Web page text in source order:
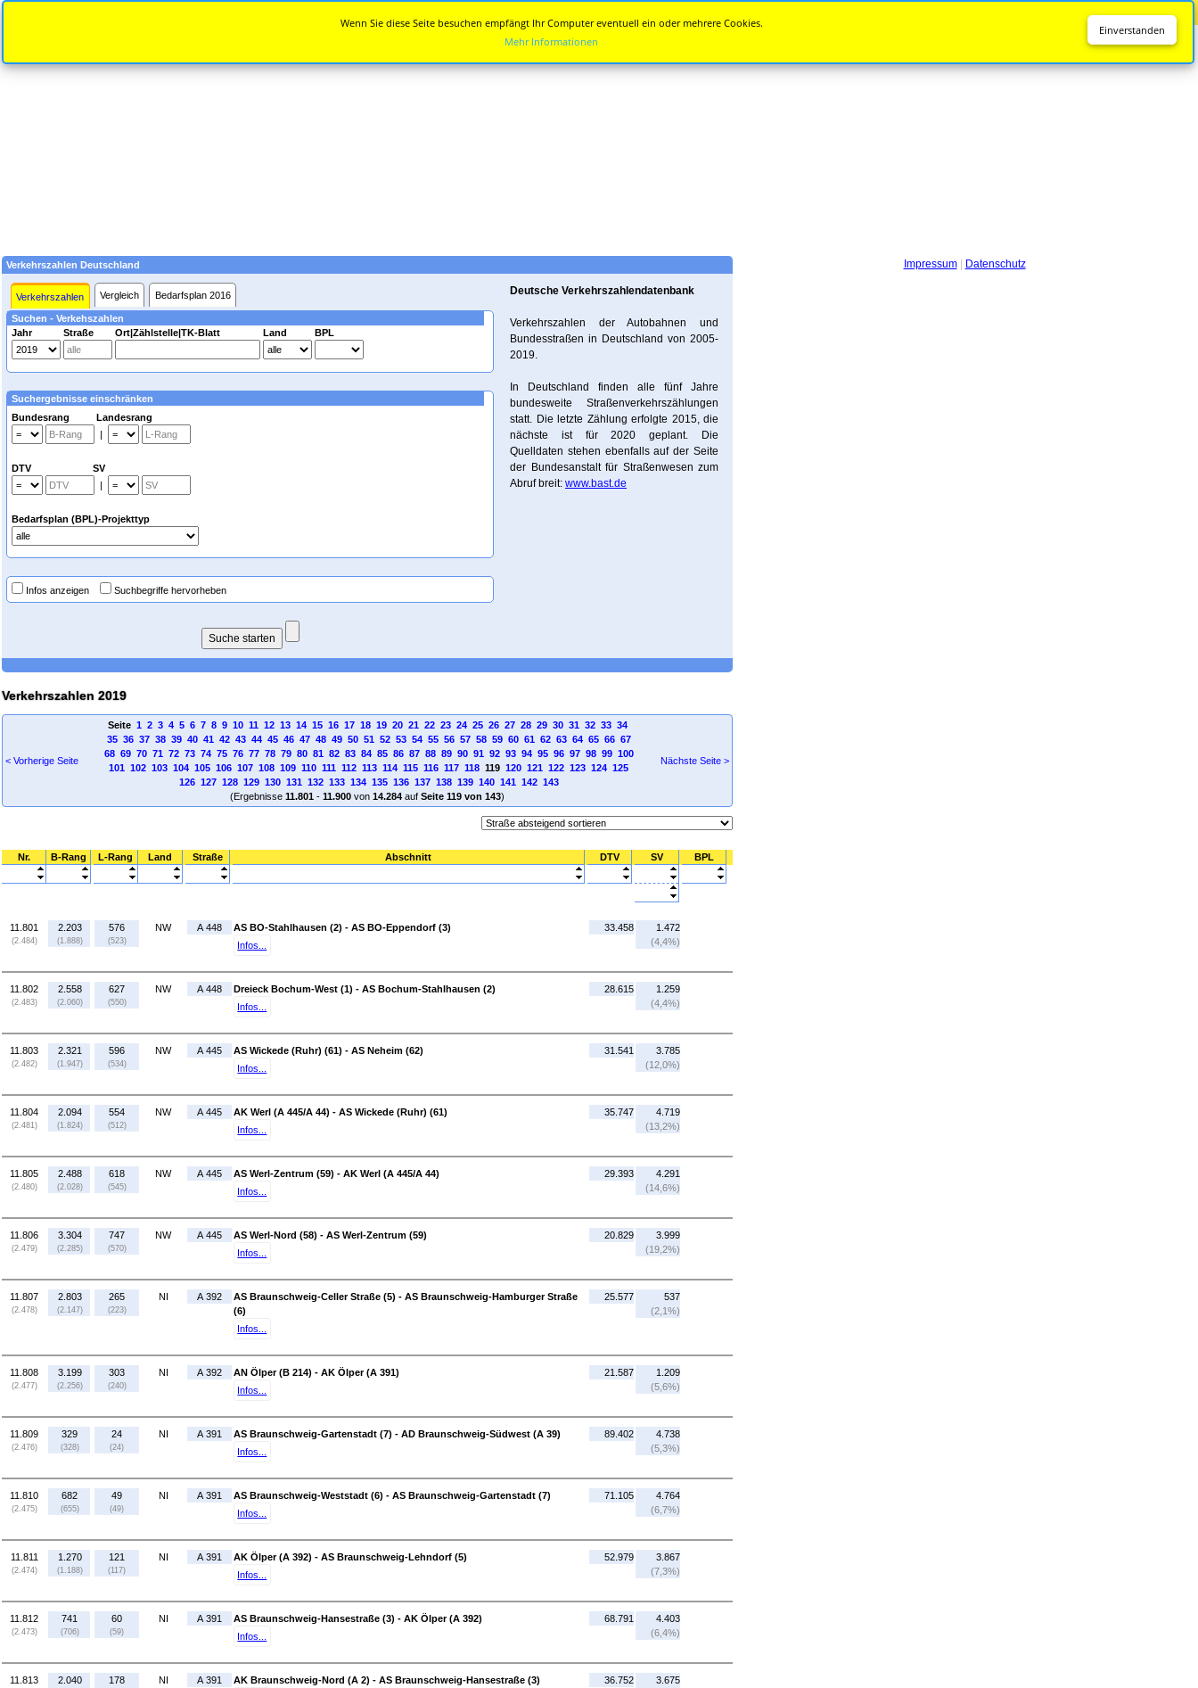
Verkehrszahlen Deutschland
Verkehrszahlen Vergleich Bedarfsplan 2016
Suchen - Verkehszahlen
Jahr
Straße Ort|Zählstelle|TK-Blatt Land BPL
Suchergebnisse einschränken
Bundesrang Landesrang
|
DTV SV
|
Bedarfsplan (BPL)-Projekttyp
Infos anzeigen Suchbegriffe hervorheben
Deutsche Verkehrszahlendatenbank
Verkehrszahlen der Autobahnen und
Bundesstraßen in Deutschland von 2005-
2019.
In Deutschland finden alle fünf Jahre
bundesweite Straßenverkehrszählungen
statt. Die letzte Zählung erfolgte 2015, die
nächste ist für 2020 geplant. Die
Quelldaten stehen ebenfalls auf der Seite
der Bundesanstalt für Straßenwesen zum
Abruf breit: www.bast.de
Verkehrszahlen 2019
< Vorherige Seite
Seite 1 2 3 4 5 6 7 8 9 10 11 12 13 14 15 16 17 18 19 20 21 22 23 24 25 26 27 28 29 30 31 32 33 34
35 36 37 38 39 40 41 42 43 44 45 46 47 48 49 50 51 52 53 54 55 56 57 58 59 60 61 62 63 64 65 66 67
68 69 70 71 72 73 74 75 76 77 78 79 80 81 82 83 84 85 86 87 88 89 90 91 92 93 94 95 96 97 98 99 100
101 102 103 104 105 106 107 108 109 110 111 112 113 114 115 116 117 118 119 120 121 122 123 124 125
126 127 128 129 130 131 132 133 134 135 136 137 138 139 140 141 142 143
(Ergebnisse 11.801 - 11.900 von 14.284 auf Seite 119 von 143)
Nächste Seite >
Nr. B-Rang L-Rang Land Straße Abschnitt DTV SV BPL
11.801
(2.484)
2.203
(1.888)
576
(523)
NW A 448
AS BO-Stahlhausen (2) - AS BO-Eppendorf (3)
Infos...
33.458
1.472
(4,4%)
11.802
(2.483)
2.558
(2.060)
627
(550)
NW A 448
Dreieck Bochum-West (1) - AS Bochum-Stahlhausen (2)
Infos...
28.615
1.259
(4,4%)
11.803
(2.482)
2.321
(1.947)
596
(534)
NW A 445
AS Wickede (Ruhr) (61) - AS Neheim (62)
Infos...
31.541
3.785
(12,0%)
11.804
(2.481)
2.094
(1.824)
554
(512)
NW A 445
AK Werl (A 445/A 44) - AS Wickede (Ruhr) (61)
Infos...
35.747
4.719
(13,2%)
11.805
(2.480)
2.488
(2.028)
618
(545)
NW A 445
AS Werl-Zentrum (59) - AK Werl (A 445/A 44)
Infos...
29.393
4.291
(14,6%)
11.806
(2.479)
3.304
(2.285)
747
(570)
NW A 445
AS Werl-Nord (58) - AS Werl-Zentrum (59)
Infos...
20.829
3.999
(19,2%)
11.807
(2.478)
2.803
(2.147)
265
(223)
NI A 392
AS Braunschweig-Celler Straße (5) - AS Braunschweig-Hamburger Straße
(6)
Infos...
25.577
537
(2,1%)
11.808
(2.477)
3.199
(2.256)
303
(240)
NI A 392
AN Ölper (B 214) - AK Ölper (A 391)
Infos...
21.587
1.209
(5,6%)
11.809
(2.476)
329
(328)
24
(24)
NI A 391
AS Braunschweig-Gartenstadt (7) - AD Braunschweig-Südwest (A 39)
Infos...
89.402
4.738
(5,3%)
11.810
(2.475)
682
(655)
49
(49)
NI A 391
AS Braunschweig-Weststadt (6) - AS Braunschweig-Gartenstadt (7)
Infos...
71.105
4.764
(6,7%)
11.811
(2.474)
1.270
(1.188)
121
(117)
NI A 391
AK Ölper (A 392) - AS Braunschweig-Lehndorf (5)
Infos...
52.979
3.867
(7,3%)
11.812
(2.473)
741
(706)
60
(59)
NI A 391
AS Braunschweig-Hansestraße (3) - AK Ölper (A 392)
Infos...
68.791
4.403
(6,4%)
11.813 2.040 178 NI A 391
AK Braunschweig-Nord (A 2) - AS Braunschweig-Hansestraße (3)
36.752
3.675
Impressum| Datenschutz
Einverstanden
Wenn Sie diese Seite besuchen empfängt Ihr Computer eventuell ein oder mehrere Cookies.
Mehr Informationen